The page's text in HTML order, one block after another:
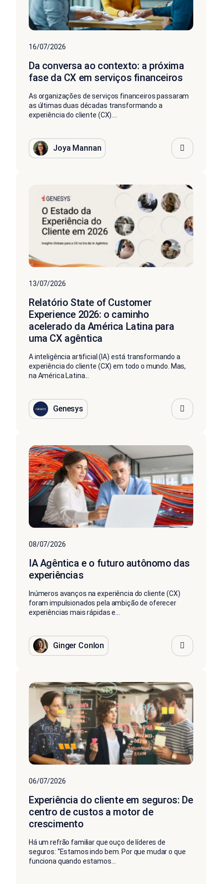
16/07/2026
Da conversa ao contexto: a próxima
fase da CX em serviços financeiros
As organizações de serviços financeiros passaram
as últimas duas décadas transformando a
experiência do cliente (CX)....
Joya Mannan
13/07/2026
Relatório State of Customer
Experience 2026: o caminho
acelerado da América Latina para
uma CX agêntica
A inteligência artificial (IA) está transformando a
experiência do cliente (CX) em todo o mundo. Mas,
na América Latina...
Genesys
08/07/2026
IA Agêntica e o futuro autônomo das
experiências
Inúmeros avanços na experiência do cliente (CX)
foram impulsionados pela ambição de oferecer
experiências mais rápidas e...
Ginger Conlon
06/07/2026
Experiência do cliente em seguros: De
centro de custos a motor de
crescimento
Há um refrão familiar que ouço de líderes de
seguros: “Estamos indo bem. Por que mudar o que
funciona quando estamos...